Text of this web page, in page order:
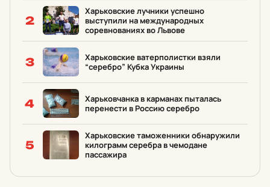
2
Харьковские лучники успешно
выступили на международных
соревнованиях во Львове
3
Харьковские ватерполистки взяли
“серебро” Кубка Украины
4
Харьковчанка в карманах пыталась
перенести в Россию серебро
5
Харьковские таможенники обнаружили
килограмм серебра в чемодане
пассажира